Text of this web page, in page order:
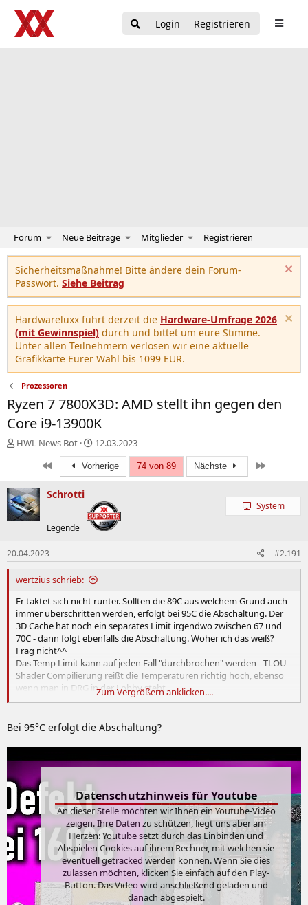
Login Registrieren
Forum Neue Beiträge Mitglieder Registrieren
Sicherheitsmaßnahme! Bitte ändere dein Forum-
Passwort. Siehe Beitrag
Hardwareluxx führt derzeit die Hardware-Umfrage 2026
(mit Gewinnspiel) durch und bittet um eure Stimme.
Unter allen Teilnehmern verlosen wir eine aktuelle
Grafikkarte Eurer Wahl bis 1099 EUR.
Prozessoren
Ryzen 7 7800X3D: AMD stellt ihn gegen den
Core i9-13900K
E
e
l
l
r
HWL News Bot
E
r
s
t
l
l
t
a
12.03.2023
Erste Vorherige 74 von 89 Nächste
Schrotti
Legende
System
20.04.2023 #2.191
wertzius schrieb:
Er taktet sich nicht runter. Sollten die 89C aus welchem Grund auch
immer überschritten werden, erfolgt bei 95C die Abschaltung. Der
3D Cache hat noch ein separates Limit irgendwo zwischen 67 und
70C - dann folgt ebenfalls die Abschaltung. Woher ich das weiß?
Frag nicht^^
Das Temp Limit kann auf jeden Fall "durchbrochen" werden - TLOU
Shader Compilierung reißt die Temperaturen richtig hoch, ebenso
wenn man in DRG in der Lobby steht.
Also irgendwas ist da etwas faul - Normalerweise sollte stärkeres
Zum Vergrößern anklicken....
Bei 95°C erfolgt die Abschaltung?
Datenschutzhinweis für Youtube
An dieser Stelle möchten wir Ihnen ein Youtube-Video
zeigen. Ihre Daten zu schützen, liegt uns aber am
Herzen: Youtube setzt durch das Einbinden und
Abspielen Cookies auf ihrem Rechner, mit welchen sie
eventuell getracked werden können. Wenn Sie dies
zulassen möchten, klicken Sie einfach auf den Play-
Button. Das Video wird anschließend geladen und
danach abgespielt.